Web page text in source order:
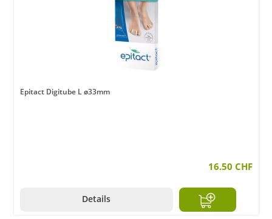
Epitact Digitube L ø33mm
16.50 CHF
Details